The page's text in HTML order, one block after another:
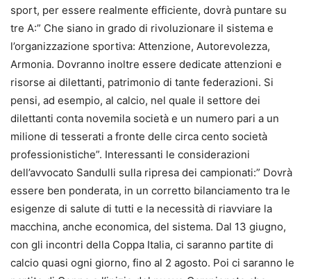
sport, per essere realmente efficiente, dovrà puntare su
tre A:” Che siano in grado di rivoluzionare il sistema e
l’organizzazione sportiva: Attenzione, Autorevolezza,
Armonia. Dovranno inoltre essere dedicate attenzioni e
risorse ai dilettanti, patrimonio di tante federazioni. Si
pensi, ad esempio, al calcio, nel quale il settore dei
dilettanti conta novemila società e un numero pari a un
milione di tesserati a fronte delle circa cento società
professionistiche”. Interessanti le considerazioni
dell’avvocato Sandulli sulla ripresa dei campionati:” Dovrà
essere ben ponderata, in un corretto bilanciamento tra le
esigenze di salute di tutti e la necessità di riavviare la
macchina, anche economica, del sistema. Dal 13 giugno,
con gli incontri della Coppa Italia, ci saranno partite di
calcio quasi ogni giorno, fino al 2 agosto. Poi ci saranno le